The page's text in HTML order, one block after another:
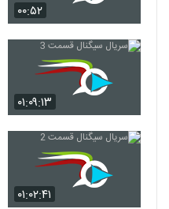
۰۰:۵۲
۰۱:۰۹:۱۳
۰۱:۰۲:۴۱